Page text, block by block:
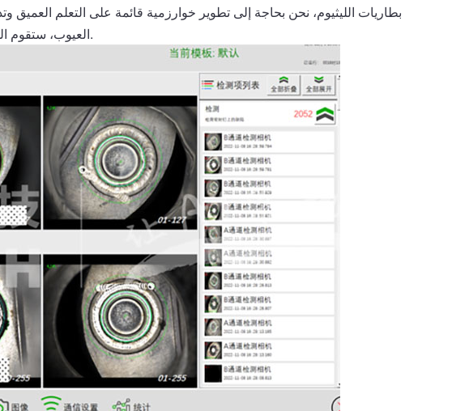
بطاريات الليثيوم، نحن بحاجة إلى تطوير خوارزمية قائمة على التعلم العميق
العيوب، ستقوم الشبكة العصبية في النهاية باكتشافها دون أي تعليمات إضافية.